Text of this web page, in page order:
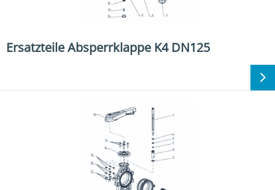
Ersatzteile Absperrklappe K4 DN125